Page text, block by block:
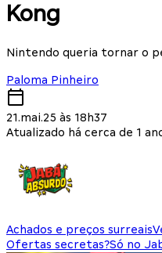
Kong
Nintendo queria tornar o
Paloma Pinheiro
21.mai.25 às 18h37
Atualizado há cerca de 1
Achados e preços surreais
Ofertas secretas?Só no